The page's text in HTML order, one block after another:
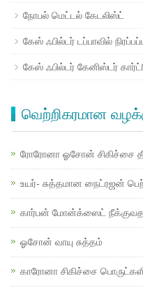
நோபல் மெட்டல் கேடலிஸ்ட்
கேஸ் ஃபில்டர் டப்பாவில்
கேஸ் ஃபில்டர் கேனிஸ்டர்
வெற்றிகரமான
ரோரோனா ஓசோன் சிகிச்சை
உயர்- சுத்தமான நைட்ரஜன்
கார்பன் மோன்க்ஸைட்
ஓசோன் வாயு சுத்தம்
காரோனா சிகிச்சை